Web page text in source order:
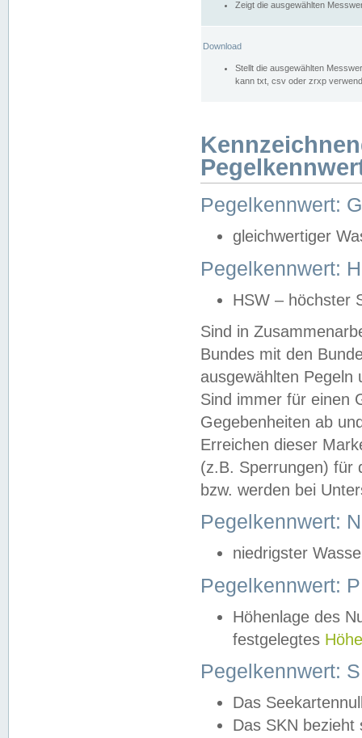
Zeigt die ausgewählten
Download
Stellt die ausgewählten
kann txt, csv oder zrxp
Pegelkennwert:
gleichwertiger
Pegelkennwert:
HSW – höchster
Sind in
Bundes mit den
ausgewählten
Sind immer für einen
Gegebenheiten ab
Erreichen dieser
(z.B. Sperrungen) für
bzw. werden bei
Pegelkennwert:
niedrigster
Pegelkennwert:
Höhenlage des
festgelegtes
Pegelkennwert:
Das
Das SKN